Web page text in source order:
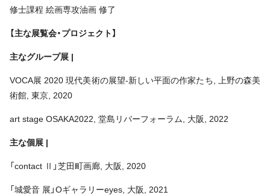
修士課程 絵画専攻油画 修了
【主な展覧会・プロジェクト】
主なグループ展 |
VOCA展 2020 現代美術の展望-新しい平面の作家たち, 上野の森美
術館, 東京, 2020
art stage OSAKA2022, 堂島リバーフォーラム, 大阪, 2022
主な個展 |
「contact Ⅱ」芝田町画廊, 大阪, 2020
「城愛音 展」Oギャラリーeyes, 大阪, 2021